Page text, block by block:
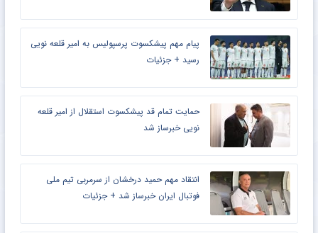
پیام مهم پیشکسوت پرسپولیس به امیر قلعه نویی
رسید + جزئیات
حمایت تمام قد پیشکسوت استقلال از امیر قلعه
نویی خبرساز شد
انتقاد مهم حمید درخشان از سرمربی تیم ملی
فوتبال ایران خبرساز شد + جزئیات